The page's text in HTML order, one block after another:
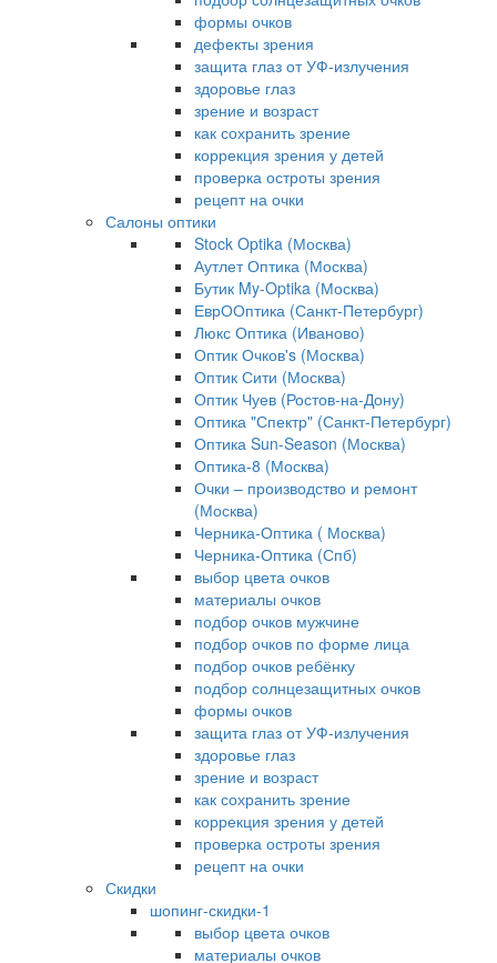
формы очков
дефекты зрения
защита глаз от УФ-излучения
здоровье глаз
зрение и возраст
как сохранить зрение
коррекция зрения у детей
проверка остроты зрения
рецепт на очки
Салоны оптики
Stock Optika (Москва)
Аутлет Оптика (Москва)
Бутик My-Optika (Москва)
ЕврООптика (Санкт-Петербург)
Люкс Оптика (Иваново)
Оптик Очков's (Москва)
Оптик Сити (Москва)
Оптик Чуев (Ростов-на-Дону)
Оптика "Спектр" (Санкт-Петербург)
Оптика Sun-Season (Москва)
Оптика-8 (Москва)
Очки – производство и ремонт
(Москва)
Черника-Оптика ( Москва)
Черника-Оптика (Спб)
выбор цвета очков
материалы очков
подбор очков мужчине
подбор очков по форме лица
подбор очков ребёнку
подбор солнцезащитных очков
формы очков
защита глаз от УФ-излучения
здоровье глаз
зрение и возраст
как сохранить зрение
коррекция зрения у детей
проверка остроты зрения
рецепт на очки
Скидки
шопинг-скидки-1
выбор цвета очков
материалы очков